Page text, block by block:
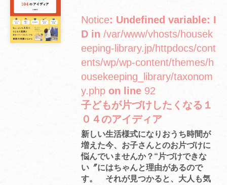
Notice: Undefined variable: I
D in /var/www/vhosts/housek
eeping-library.jp/httpdocs/cont
ents/wp/wp-content/themes/h
ousekeeping_library/taxonom
y.php on line 92
子どもが片づけしたくなる１
０４のアイディア
新しい生活様式になりおうち時間が
増えた今、お子さんとのお片づけに
悩んでいませんか？“片づけできな
い〞にはちゃんと理由があるので
す。 それが見つかると、大人も気